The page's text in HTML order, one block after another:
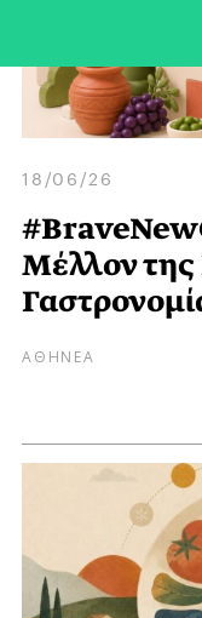
18/06/26
Mέλλον της
ΑΘΗΝΕΑ